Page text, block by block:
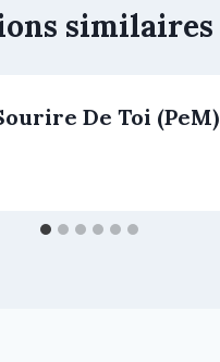
similaires
De Toi (PeM)